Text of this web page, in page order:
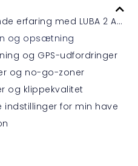
Opfølgende erfaring med LUBA 2 AWD – En sæson senere
og opsætning
og GPS-udfordringer
og no-go-zoner
og klippekvalitet
indstillinger for min have